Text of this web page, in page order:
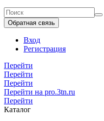
Обратная связь
Вход
Регистрация
Перейти
Перейти
Перейти
Перейти на pro.3tn.ru
Перейти
Каталог